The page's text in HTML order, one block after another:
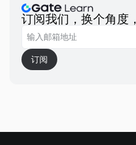
订阅我们，换个角度
订阅